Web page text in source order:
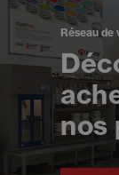
Réseau de
nos